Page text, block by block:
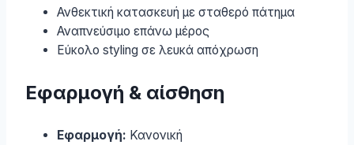
Ανθεκτική κατασκευή με σταθερό πάτημα
Αναπνεύσιμο επάνω μέρος
Εύκολο styling σε λευκά απόχρωση
Εφαρμογή & αίσθηση
Εφαρμογή: Κανονική